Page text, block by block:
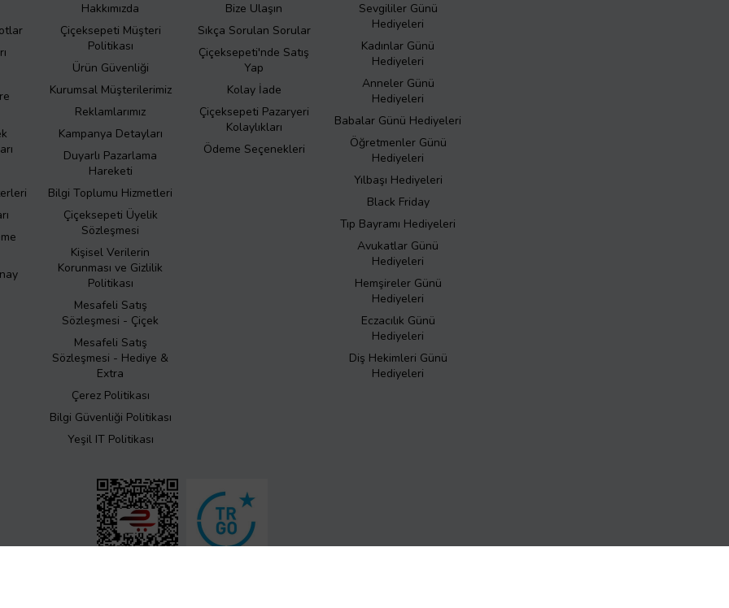
Hakkımızda
Çiçeksepeti Müşteri
Politikası
Ürün Güvenliği
Kurumsal Müşterilerimiz
Reklamlarımız
Kampanya Detayları
Duyarlı Pazarlama
Hareketi
Bilgi Toplumu Hizmetleri
Çiçeksepeti Üyelik
Sözleşmesi
Kişisel Verilerin
Korunması ve Gizlilik
Politikası
Mesafeli Satış
Sözleşmesi - Çiçek
Mesafeli Satış
Sözleşmesi - Hediye &
Extra
Çerez Politikası
Bilgi Güvenliği Politikası
Yeşil IT Politikası
Bize Ulaşın
Sıkça Sorulan Sorular
Çiçeksepeti'nde Satış
Yap
Kolay İade
Çiçeksepeti Pazaryeri
Kolaylıkları
Ödeme Seçenekleri
Sevgililer Günü
Hediyeleri
Kadınlar Günü
Hediyeleri
Anneler Günü
Hediyeleri
Babalar Günü Hediyeleri
Öğretmenler Günü
Hediyeleri
Yılbaşı Hediyeleri
Black Friday
Tıp Bayramı Hediyeleri
Avukatlar Günü
Hediyeleri
Hemşireler Günü
Hediyeleri
Eczacılık Günü
Hediyeleri
Diş Hekimleri Günü
Hediyeleri